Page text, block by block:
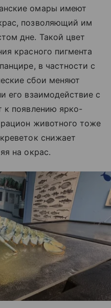
омары имеют
позволяющий им
дне. Такой цвет
красного пигмента
в частности с
сбои меняют
его взаимодействие с
к появлению ярко-
животного тоже
снижает
на окрас.